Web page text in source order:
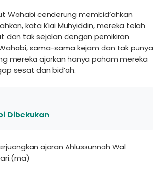
Wahabi cenderung membid’ahkan
kata Kiai Muhyiddin, mereka telah
dan tak sejalan dengan pemikiran
sama-sama kejam dan tak punya
mereka ajarkan hanya paham mereka
sesat dan bid’ah.
Dibekukan
ajaran Ahlussunnah Wal